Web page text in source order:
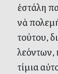
ἐστάλη
νὰ
τούτου,
λεόντων,
τίμια